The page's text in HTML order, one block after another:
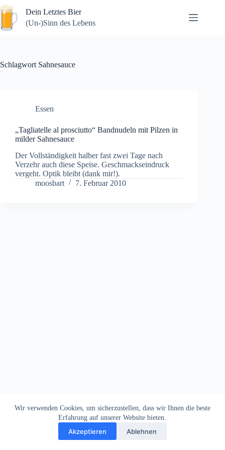
Zum
Inhalt
springen
Wir verwenden Cookies, um sicherzustellen, dass wir Ihnen die beste
Erfahrung auf unserer Website bieten.
Akzeptieren Ablehnen
Dein Letztes Bier
(Un-)Sinn des Lebens
Schlagwort Sahnesauce
Essen
„Tagliatelle al prosciutto“ Bandnudeln mit Pilzen in
milder Sahnesauce
Der Vollständigkeit halber fast zwei Tage nach
Verzehr auch diese Speise. Geschmackseindruck
vergeht. Optik bleibt (dank mir!).
moosbart
7. Februar 2010
Impressum
Datenschutz